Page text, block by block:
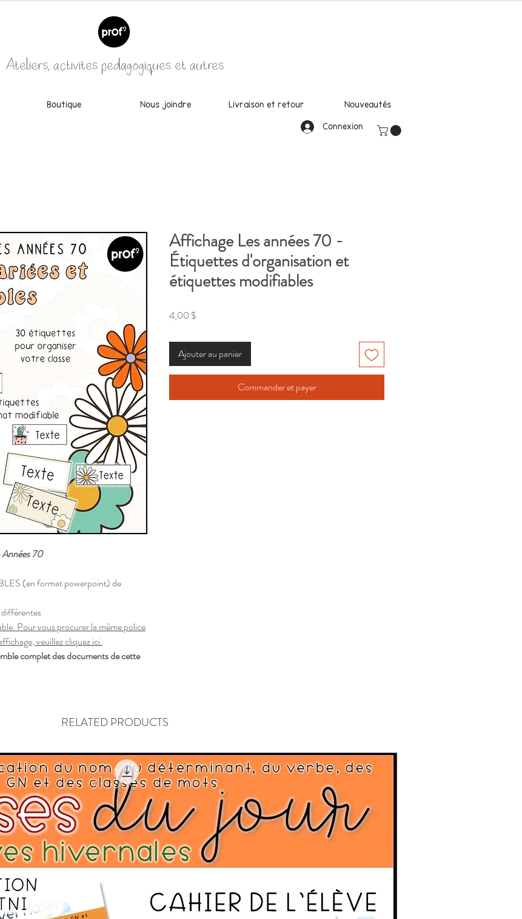
Ateliers, activités pédagogiques et autres
Boutique Nous joindre Livraison et retour
Nouveautés
Connexion
Années 70
(en format powerpoint) de
Pour vous procurer la même police
veuillez cliquez ici.
complet des documents de cette
Affichage Les années 70 -
Étiquettes d'organisation et
étiquettes modifiables
4,00 $
Ajouter au panier
Commander et payer
RELATED PRODUCTS